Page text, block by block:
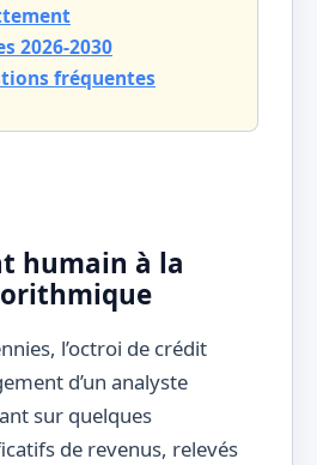
2026-2030
fréquentes
humain à la
l’octroi de crédit
d’un analyste
sur quelques
de revenus, relevés